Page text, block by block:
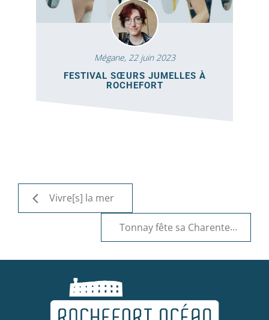
Mégane, 22 juin 2023
FESTIVAL SŒURS JUMELLES À
ROCHEFORT
Vivre[s] la mer
Tonnay fête sa Charente